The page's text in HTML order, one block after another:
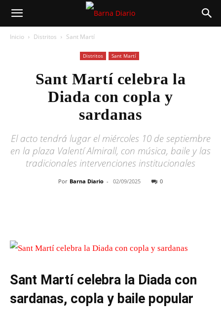
Inicio Distritos Sant Martí
Distritos Sant Martí
Sant Martí celebra la
Diada con copla y
sardanas
El acto tendrá lugar el miércoles 10 de septiembre
en la plaza Valentí Almirall, con música, baile y las
tradicionales intervenciones institucionales
Por Barna Diario - 02/09/2025 0
Sant Martí celebra la Diada con
sardanas, copla y baile popular